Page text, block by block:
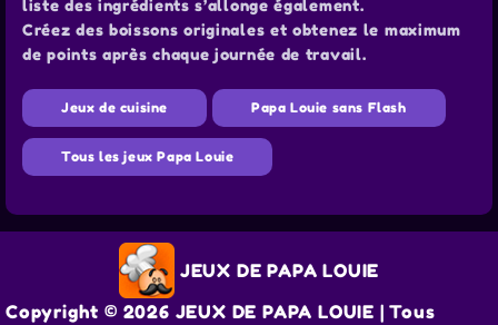
liste des ingrédients s’allonge également.
Créez des boissons originales et obtenez le maximum
de points après chaque journée de travail.
Jeux de cuisine Papa Louie sans Flash
Tous les jeux Papa Louie
JEUX DE PAPA LOUIE
Copyright © 2026 JEUX DE PAPA LOUIE | Tous